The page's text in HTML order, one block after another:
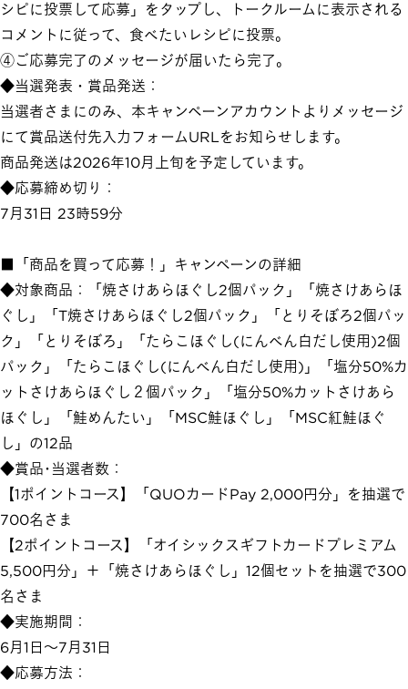
シピに投票して応募」をタップし、トークルームに表示される
コメントに従って、食べたいレシピに投票。
④ご応募完了のメッセージが届いたら完了。
◆当選発表・賞品発送：
当選者さまにのみ、本キャンペーンアカウントよりメッセージ
にて賞品送付先入力フォームURLをお知らせします。
商品発送は2026年10月上旬を予定しています。
◆応募締め切り：
7月31日 23時59分
■「商品を買って応募！」キャンペーンの詳細
◆対象商品：「焼さけあらほぐし2個パック」「焼さけあらほ
ぐし」「T焼さけあらほぐし2個パック」「とりそぼろ2個パッ
ク」「とりそぼろ」「たらこほぐし(にんべん白だし使用)2個
パック」「たらこほぐし(にんべん白だし使用)」「塩分50%カ
ットさけあらほぐし２個パック」「塩分50%カットさけあら
ほぐし」「鮭めんたい」「MSC鮭ほぐし」「MSC紅鮭ほぐ
し」の12品
◆賞品･当選者数：
【1ポイントコース】「QUOカードPay 2,000円分」を抽選で
700名さま
【2ポイントコース】「オイシックスギフトカードプレミアム
5,500円分」＋「焼さけあらほぐし」12個セットを抽選で300
名さま
◆実施期間：
6月1日～7月31日
◆応募方法：